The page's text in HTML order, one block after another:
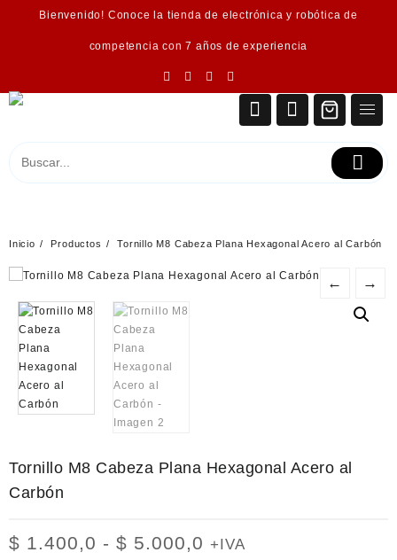
Bienvenido! Conoce la tienda de electrónica y robótica de
competencia con 7 años de experiencia
Inicio Productos Tornillo M8 Cabeza Plana Hexagonal Acero al Carbón
← →
Tornillo M8 Cabeza Plana Hexagonal Acero al
Carbón
$ 1.400,0 - $ 5.000,0 Rango
+IVA